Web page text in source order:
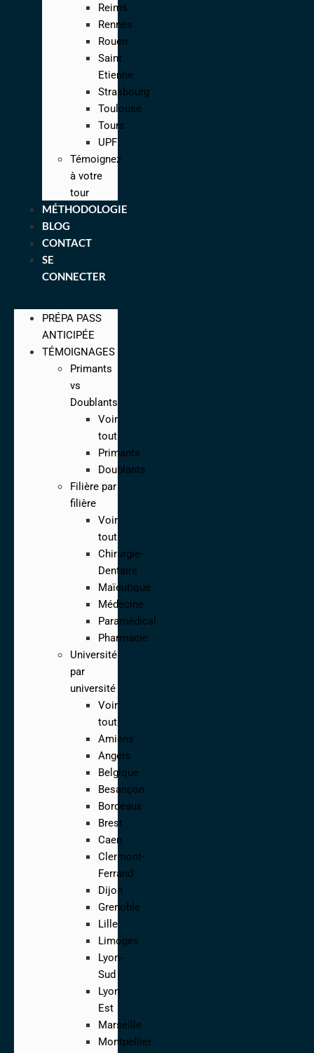
Reims
Rennes
Rouen
Saint
Etienne
Strasbourg
Toulouse
Tours
UPF
Témoignez
à votre
tour
MÉTHODOLOGIE
BLOG
CONTACT
SE
CONNECTER
PRÉPA PASS
ANTICIPÉE
TÉMOIGNAGES
Primants
vs
Doublants
Voir
tout
Primants
Doublants
Filière par
filière
Voir
tout
Chirurgie-
Dentaire
Maïeutique
Médecine
Paramédical
Pharmacie
Université
par
université
Voir
tout
Amiens
Angers
Belgique
Besançon
Bordeaux
Brest
Caen
Clermont-
Ferrand
Dijon
Grenoble
Lille
Limoges
Lyon-
Sud
Lyon
Est
Marseille
Montpellier